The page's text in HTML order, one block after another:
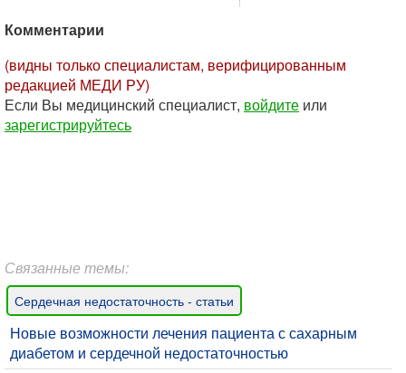
Комментарии
(видны только специалистам, верифицированным
редакцией МЕДИ РУ)
Если Вы медицинский специалист, войдите или
зарегистрируйтесь
Связанные темы:
Сердечная недостаточность - статьи
Новые возможности лечения пациента с сахарным
диабетом и сердечной недостаточностью